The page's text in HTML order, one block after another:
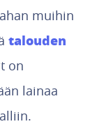
muihin
talouden
on
lainaa